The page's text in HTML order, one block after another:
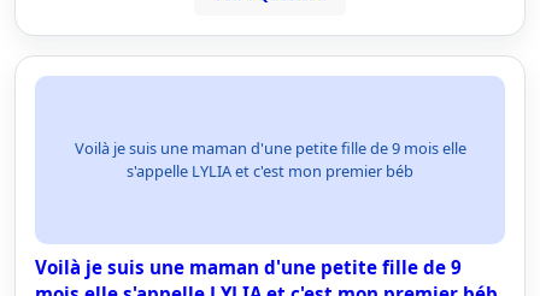
Voilà je suis une maman d'une petite fille de 9 mois elle
s'appelle LYLIA et c'est mon premier béb
Voilà je suis une maman d'une petite fille de 9